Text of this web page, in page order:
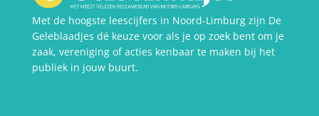
Met de hoogste leescijfers in Noord-Limburg zijn De
Geleblaadjes dé keuze voor als je op zoek bent om je
zaak, vereniging of acties kenbaar te maken bij het
publiek in jouw buurt.